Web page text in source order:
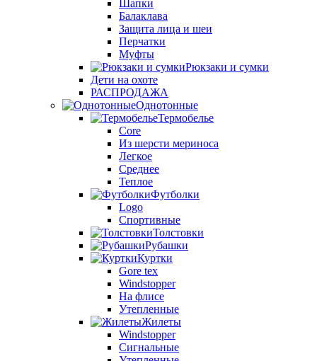
Шапки
Балаклава
Защита лица и шеи
Перчатки
Муфты
Рюкзаки и сумки
Дети на охоте
РАСПРОДАЖА
Однотонные
Термобелье
Core
Из шерсти мериноса
Легкое
Среднее
Теплое
Футболки
Logo
Спортивные
Толстовки
Рубашки
Куртки
Gore tex
Windstopper
На флисе
Утепленные
Жилеты
Windstopper
Сигнальные